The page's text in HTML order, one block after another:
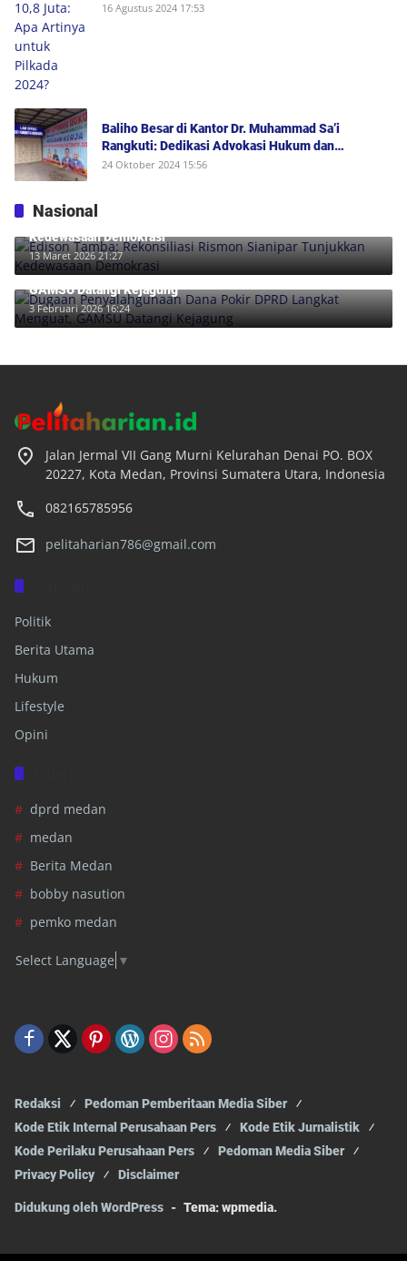
16 Agustus 2024 17:53
Baliho Besar di Kantor Dr. Muhammad Sa’i
Rangkuti: Dedikasi Advokasi Hukum dan
Dukungan Penuh untuk Bobby-Surya di Pilgub
24 Oktober 2024 15:56
Nasional
Edison Tamba: Rekonsiliasi Rismon Sianipar Tunjukkan
Kedewasaan Demokrasi
13 Maret 2026 21:27
Dugaan Penyalahgunaan Dana Pokir DPRD Langkat Menguat,
GAMSU Datangi Kejagung
3 Februari 2026 16:24
Jalan Jermal VII Gang Murni Kelurahan Denai PO. BOX
20227, Kota Medan, Provinsi Sumatera Utara, Indonesia
082165785956
pelitaharian786@gmail.com
Politik
Berita Utama
Hukum
Lifestyle
Opini
dprd medan
medan
Berita Medan
bobby nasution
pemko medan
Select Language ▼
Redaksi
Pedoman Pemberitaan Media Siber
Kode Etik Internal Perusahaan Pers
Kode Etik Jurnalistik
Kode Perilaku Perusahaan Pers
Pedoman Media Siber
Privacy Policy
Disclaimer
Didukung oleh WordPress - Tema: wpmedia.